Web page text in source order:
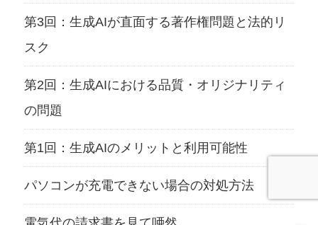
第3回：生成AIが直面する著作権問題と法的リ
スク
第2回：生成AIにおける品質・オリジナリティ
の問題
第1回：生成AIのメリットと利用可能性
パソコンが充電できない場合の対処方法